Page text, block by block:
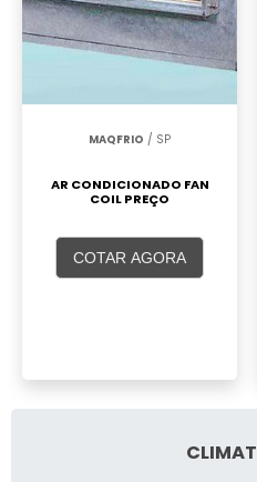
MAQFRIO / SP
AR CONDICIONADO FAN
COIL PREÇO
COTAR AGORA